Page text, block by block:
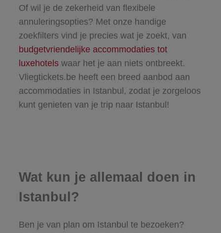
Of wil je de zekerheid van flexibele
annuleringsopties? Met onze handige
zoekfilters vind je precies wat je zoekt, van
budgetvriendelijke accommodaties tot
luxehotelswaar het je aan niets ontbreekt.
Vliegtickets.be heeft een breed aanbod aan
accommodaties in Istanbul , zodat je zorgeloos
kunt genieten van je trip naar Istanbul!
Wat kun je allemaal doen in
Istanbul?
Ben je van plan om Istanbul te bezoeken?